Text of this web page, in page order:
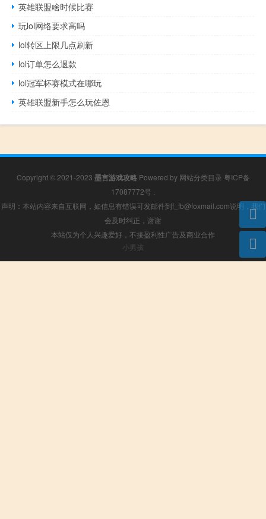
英雄联盟啥时候比赛
玩lol网络要求高吗
lol转区上限几点刷新
lol订单怎么退款
lol冠军杯赛模式在哪玩
英雄联盟新手怎么玩佐恩
Copyright © 2021-2023 墨言游戏攻略Powered by 网站分类目录 粤ICP备
17087772号 .
声明：本站内容来自互联网，如信息有错误可发邮件到f_fb@foxmail.com说明，我们
会及时纠正，谢谢
本站仅为个人兴趣爱好，不接盈利性广告及商业合作
小男孩